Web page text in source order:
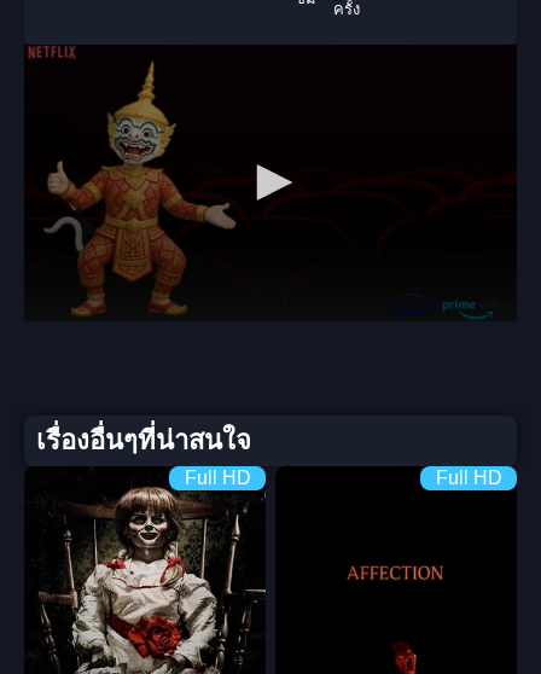
ครั้ง
เรื่องอื่นๆที่น่าสนใจ
Full HD Full HD